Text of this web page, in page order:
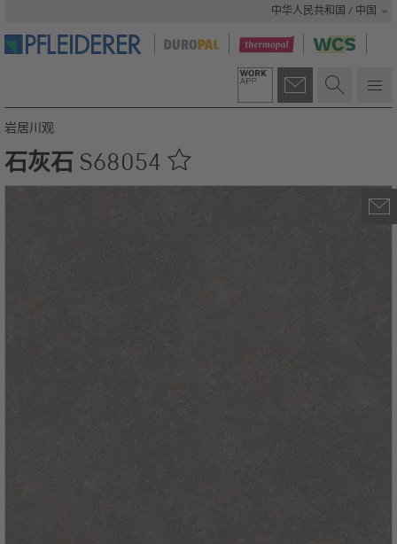
中华人民共和国 / 中国
岩居川观
石灰石 S68054